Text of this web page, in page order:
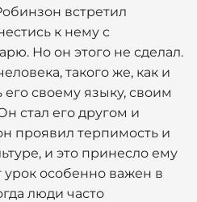
встретил
к нему с
Но он этого не сделал.
такого же, как и
своему языку, своим
стал его другом и
проявил терпимость и
и это принесло ему
урок особенно важен в
люди часто